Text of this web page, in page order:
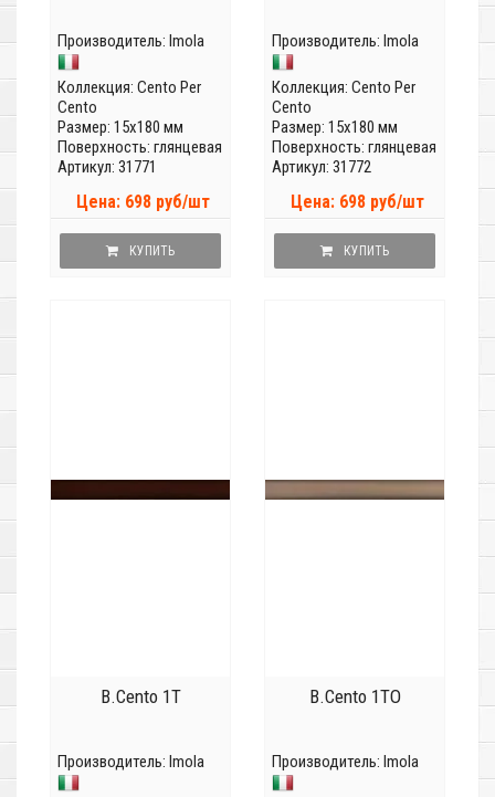
Производитель: Imola
Коллекция: Cento Per
Cento
Размер: 15x180 мм
Поверхность: глянцевая
Артикул: 31771
Цена: 698 руб/шт
КУПИТЬ
Производитель: Imola
Коллекция: Cento Per
Cento
Размер: 15x180 мм
Поверхность: глянцевая
Артикул: 31772
Цена: 698 руб/шт
КУПИТЬ
B.Cento 1T
Производитель: Imola
B.Cento 1TO
Производитель: Imola